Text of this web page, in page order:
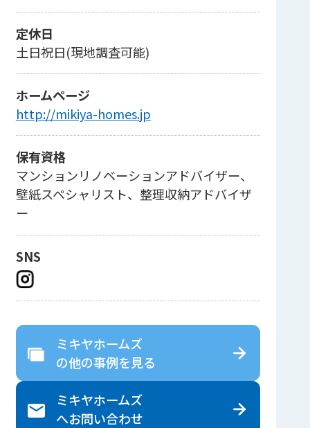
定休日
土日祝日(現地調査可能)
ホームページ
http://mikiya-homes.jp
保有資格
マンションリノベーションアドバイザー、
壁紙スペシャリスト、整理収納アドバイザ
ー
SNS
ミキヤホームズ
の他の事例を見る
ミキヤホームズ
へお問い合わせ